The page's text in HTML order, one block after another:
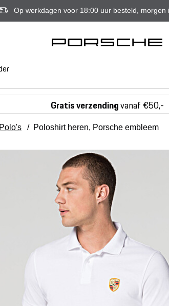
Op werkdagen voor 18:00 uur besteld, morgen
Gratis verzendingvanaf €50,-
Polo's / Poloshirt heren, Porsche embleem